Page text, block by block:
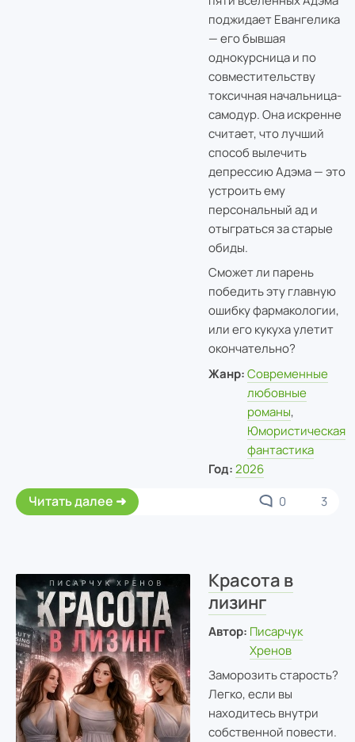
поджидает Евангелика
— его бывшая
однокурсница и по
совместительству
токсичная начальница-
самодур. Она искренне
считает, что лучший
способ вылечить
депрессию Адэма — это
устроить ему
персональный ад и
отыграться за старые
обиды.
Сможет ли парень
победить эту главную
ошибку фармакологии,
или его кукуха улетит
окончательно?
Жанр: Современные
любовные
романы,
Юмористическая
фантастика
Год: 2026
Читать далее 0 3
Красота в
лизинг
Автор: Писарчук
Хренов
Заморозить старость?
Легко, если вы
находитесь внутри
собственной повести.